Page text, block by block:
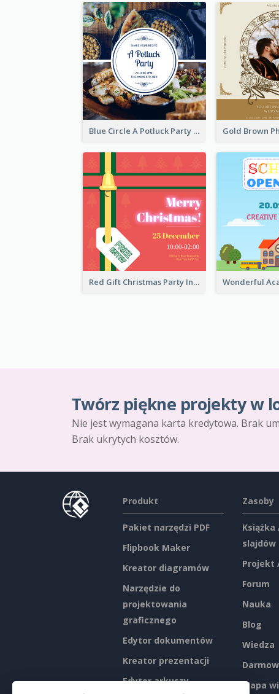
Blue Circle A Potluck Party Invitation
Red Gift Christmas Party Invitation
Twórz piękne projekty w
Nie jest wymagana karta kredytowa. Brak
Brak ukrytych kosztów.
Produkt
Pakiet narzędzi PDF
Flipbook Maker
Kreator diagramów
Narzędzie do
projektowania
graficznego
Edytor dokumentów
Kreator prezentacji
Edytor arkuszy
Zasoby
Książka
slajdów
Projekt
Forum
Nauka
Blog
Wiedza
Mapa